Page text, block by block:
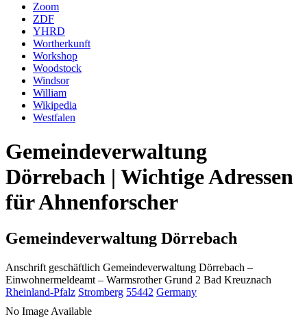
Zoom
ZDF
YHRD
Wortherkunft
Workshop
Woodstock
Windsor
William
Wikipedia
Westfalen
Gemeindeverwaltung
Dörrebach | Wichtige Adressen
für Ahnenforscher
Gemeindeverwaltung Dörrebach
Anschrift geschäftlich Gemeindeverwaltung Dörrebach –
Einwohnermeldeamt – Warmsrother Grund 2 Bad Kreuznach
Rheinland-Pfalz Stromberg 55442 Germany
No Image Available